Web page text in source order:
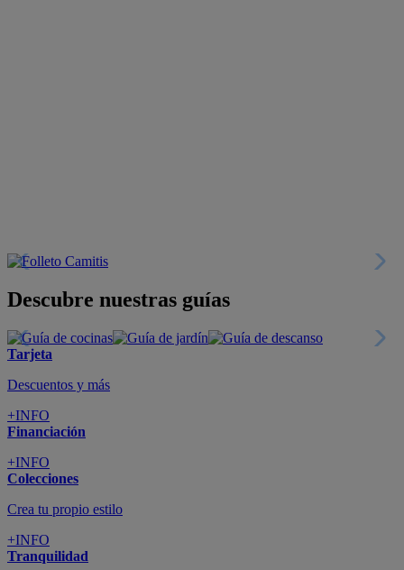
Descubre nuestras guías
Tarjeta
Descuentos y más
+INFO
Financiación
+INFO
Colecciones
Crea tu propio estilo
+INFO
Tranquilidad